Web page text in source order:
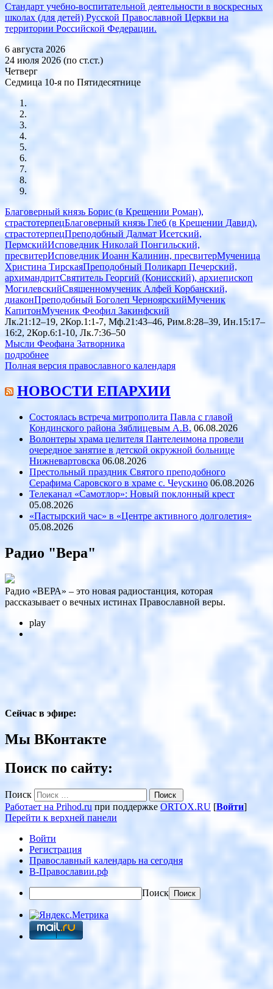
Стандарт учебно-воспитательной деятельности в воскресных
школах (для детей) Русской Православной Церкви на
территории Российской Федерации.
6 августа 2026
24 июля 2026 (по ст.ст.)
Четверг
Седмица 10-я по Пятидесятнице
Благоверный князь Борис (в Крещении Роман),
страстотерпецБлаговерный князь Глеб (в Крещении Давид),
страстотерпецПреподобный Далмат Исетский,
ПермскийИсповедник Николай Понгильский,
пресвитерИсповедник Иоанн Калинин, пресвитерМученица
Христина ТирскаяПреподобный Поликарп Печерский,
архимандритСвятитель Георгий (Конисский), архиепископ
МогилевскийСвященномученик Алфей Корбанский,
диаконПреподобный Боголеп ЧерноярскийМученик
КапитонМученик Феофил Закинфский
Лк.21:12–19, 2Кор.1:1-7, Мф.21:43–46, Рим.8:28–39, Ин.15:17–
16:2, 2Кор.6:1-10, Лк.7:36–50
Мысли Феофана Затворника
подробнее
Полная версия православного календаря
НОВОСТИ ЕПАРХИИ
Состоялась встреча митрополита Павла с главой
Кондинского района Зяблицевым А.В. 06.08.2026
Волонтеры храма целителя Пантелеимона провели
очередное занятие в детской окружной больнице
Нижневартовска 06.08.2026
Престольный праздник Святого преподобного
Серафима Саровского в храме с. Чеускино 06.08.2026
Телеканал «Самотлор»: Новый поклонный крест
05.08.2026
«Пастырский час» в «Центре активного долголетия»
05.08.2026
Радио "Вера"
Радио «ВЕРА» – это новая радиостанция, которая
рассказывает о вечных истинах Православной веры.
play
Сейчас в эфире:
Мы ВКонтакте
Поиск по сайту:
Поиск
Работает на Prihod.ru при поддержке ORTOX.RU [Войти]
Перейти к верхней панели
Войти
Регистрация
Православный календарь на сегодня
В-Православии.рф
Поиск